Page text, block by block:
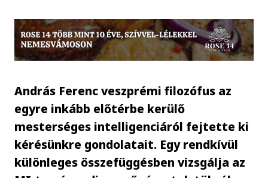
András Ferenc veszprémi filozófus az
egyre inkább előtérbe kerülő
mesterséges intelligenciáról fejtette ki
kérésünkre gondolatait. Egy rendkívül
különleges összefüggésben vizsgálja az